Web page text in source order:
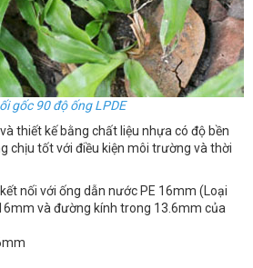
gốc 90 độ ống LPDE
thiết kế bằng chất liệu nhựa có độ bền
chịu tốt với điều kiện môi trường và thời
nối với ống dẫn nước PE 16mm (Loại
và đường kính trong 13.6mm của